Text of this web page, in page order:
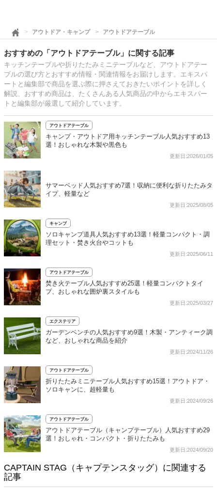
アウトドア・キャンプ アウトドアテーブル
おすすめの「アウトドアテーブル」に関する記事
キッチンテーブルや折りたたみミニテーブルなど、アウトドアテー
ブルの選び方とおすすめ情報・関連情報をお届けします。エキスパ
ートと編集部で商品を選ぶ際に押さえておきたいポイントを詳しく
解説、おすすめ商品は、たくさんある人気商品の中からエキスパー
トと編集部が厳選して紹介しています。
アウトドアテーブル
キャンプ・アウトドア用キッチンテーブル人気おすすめ13
選！おしゃれな木製や黒色も
更新日:2026/01/05
サマーベッド人気おすすめ7選！収納に便利な折りたたみタ
イプ、軽量など
更新日:2025/08/05
キャンプ
ソロキャンプ道具人気おすすめ13選！軽量コンパクト・調
理セット・焚き火台やコットも
更新日:2025/06/11
アウトドアテーブル
焚き火テーブル人気おすすめ25選！軽量コンパクトタイ
プ、おしゃれな囲炉裏スタイルも
更新日:2025/03/27
エクステリア
ガーデンベンチの人気おすすめ9選！木製・アンティーク調
など、おしゃれな商品を紹介
更新日:2024/11/26
アウトドアテーブル
折りたたみミニテーブル人気おすすめ15選！アウトドア・
ソロキャンに、超軽量も
更新日:2024/09/26
アウトドアテーブル
アウトドアテーブル（キャンプテーブル）人気おすすめ29
選！おしゃれ・コンパクト・折りたたみも
更新日:2024/09/20
CAPTAIN STAG（キャプテンスタッグ）に関連する
記事